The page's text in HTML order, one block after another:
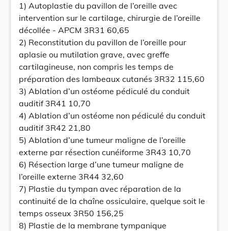
1) Autoplastie du pavillon de l’oreille avec
intervention sur le cartilage, chirurgie de l’oreille
décollée - APCM 3R31 60,65
2) Reconstitution du pavillon de l’oreille pour
aplasie ou mutilation grave, avec greffe
cartilagineuse, non compris les temps de
préparation des lambeaux cutanés 3R32 115,60
3) Ablation d’un ostéome pédiculé du conduit
auditif 3R41 10,70
4) Ablation d’un ostéome non pédiculé du conduit
auditif 3R42 21,80
5) Ablation d’une tumeur maligne de l’oreille
externe par résection cunéiforme 3R43 10,70
6) Résection large d’une tumeur maligne de
l’oreille externe 3R44 32,60
7) Plastie du tympan avec réparation de la
continuité de la chaîne ossiculaire, quelque soit le
temps osseux 3R50 156,25
8) Plastie de la membrane tympanique